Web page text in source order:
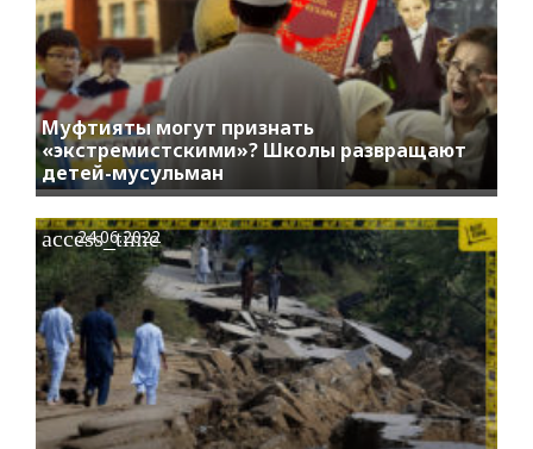
Муфтияты могут признать
«экстремистскими»? Школы развращают
детей-мусульман
access_time
24.06.2022